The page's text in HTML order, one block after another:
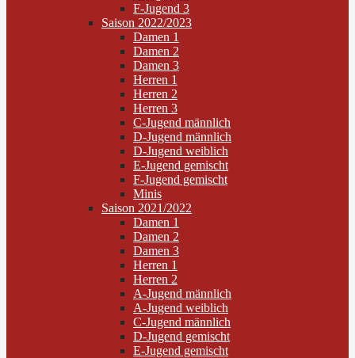
F-Jugend 3
Saison 2022/2023
Damen 1
Damen 2
Damen 3
Herren 1
Herren 2
Herren 3
C-Jugend männlich
D-Jugend männlich
D-Jugend weiblich
E-Jugend gemischt
F-Jugend gemischt
Minis
Saison 2021/2022
Damen 1
Damen 2
Damen 3
Herren 1
Herren 2
A-Jugend männlich
A-Jugend weiblich
C-Jugend männlich
D-Jugend gemischt
E-Jugend gemischt